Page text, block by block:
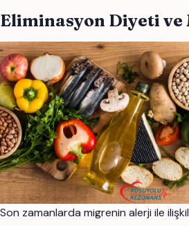
Eliminasyon Diyeti ve
Son zamanlarda migrenin alerji ile